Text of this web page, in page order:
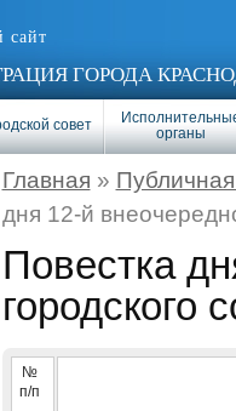
сайт
ГОРОДА
совет
органы
Главная »
дня 12-й
Повестка
городского
№
п/п